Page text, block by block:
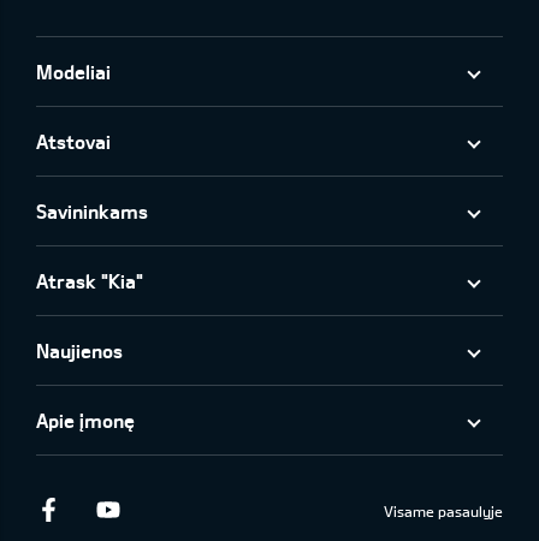
Modeliai
Atstovai
Savininkams
Atrask "Kia"
Naujienos
Apie įmonę
Facebook Visame pasaulyje